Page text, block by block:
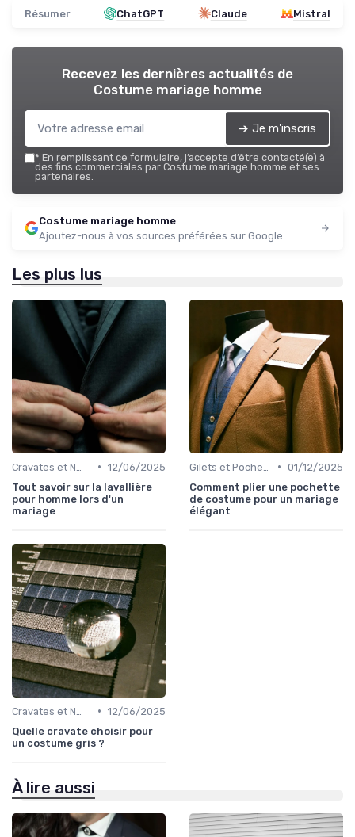
Résumer ChatGPT Claude Mistral
Recevez les dernières actualités de
Costume mariage homme
➔ Je m'inscris
* En remplissant ce formulaire, j’accepte d’être contacté(e) à
des fins commerciales par Costume mariage homme et ses
partenaires.
Costume mariage homme
Ajoutez-nous à vos sources préférées sur Google
Les plus lus
• 12/06/2025
Tout savoir sur la lavallière
pour homme lors d'un
mariage
• 01/12/2025
Comment plier une pochette
de costume pour un mariage
élégant
• 12/06/2025
Quelle cravate choisir pour
un costume gris ?
À lire aussi